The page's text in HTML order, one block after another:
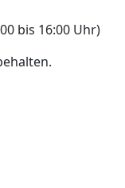
bis 16:00 Uhr)